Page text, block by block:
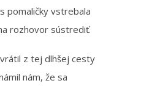
pomaličky vstrebala
rozhovor sústrediť.
vrátil z tej dlhšej cesty
nám, že sa